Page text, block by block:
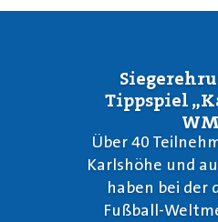
Tippspiel
Über 40
Karlshöhe und
haben bei der
Fußball-